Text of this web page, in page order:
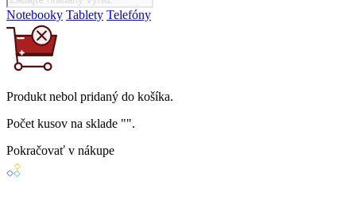
Notebooky Tablety Telefóny
Produkt nebol pridaný do košíka.
Počet kusov na sklade "".
Pokračovať v nákupe